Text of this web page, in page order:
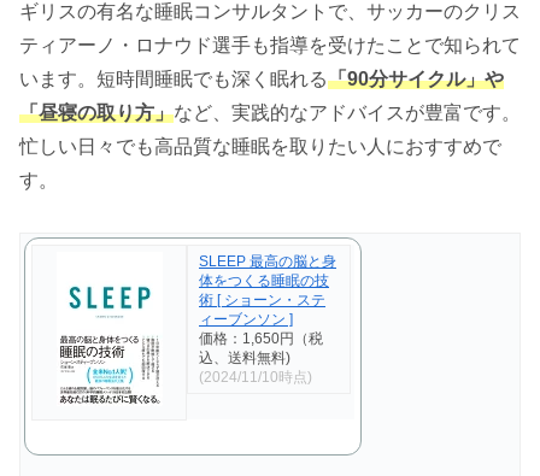
ギリスの有名な睡眠コンサルタントで、サッカーのクリス
ティアーノ・ロナウド選手も指導を受けたことで知られて
います。短時間睡眠でも深く眠れる「90分サイクル」や
「昼寝の取り方」など、実践的なアドバイスが豊富です。
忙しい日々でも高品質な睡眠を取りたい人におすすめで
す。
SLEEP 最高の脳と身
体をつくる睡眠の技
術 [ ショーン・ステ
ィーブンソン ]
価格：1,650円（税
込、送料無料)
(2024/11/10時点)